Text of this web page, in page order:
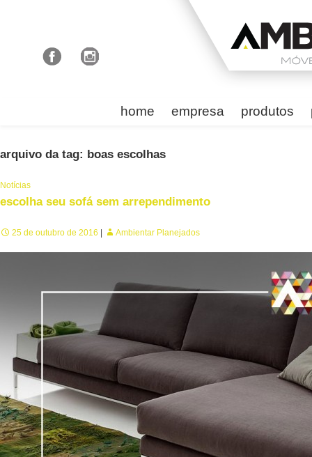
home empresa produtos
arquivo da tag: boas escolhas
Notícias
escolha seu sofá sem arrependimento
25 de outubro de 2016 Ambientar Planejados